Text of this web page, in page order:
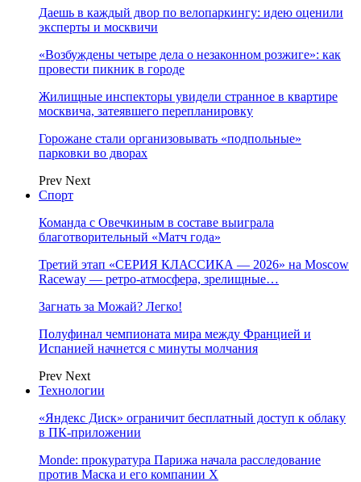
Даешь в каждый двор по велопаркингу: идею оценили
эксперты и москвичи
«Возбуждены четыре дела о незаконном розжиге»: как
провести пикник в городе
Жилищные инспекторы увидели странное в квартире
москвича, затеявшего перепланировку
Горожане стали организовывать «подпольные»
парковки во дворах
Prev Next
Спорт
Команда с Овечкиным в составе выиграла
благотворительный «Матч года»
Третий этап «СЕРИЯ КЛАССИКА — 2026» на Moscow
Raceway — ретро‑атмосфера, зрелищные…
Загнать за Можай? Легко!
Полуфинал чемпионата мира между Францией и
Испанией начнется с минуты молчания
Prev Next
Технологии
«Яндекс Диск» ограничит бесплатный доступ к облаку
в ПК-приложении
Monde: прокуратура Парижа начала расследование
против Маска и его компании X